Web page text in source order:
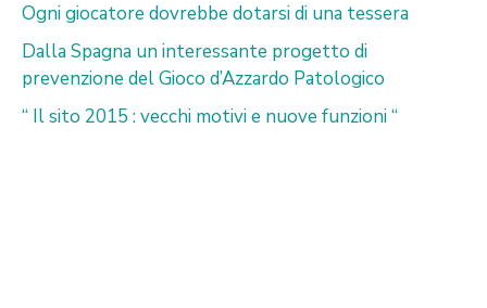
Ogni giocatore dovrebbe dotarsi di una tessera
Dalla Spagna un interessante progetto di
prevenzione del Gioco d’Azzardo Patologico
“ Il sito 2015 : vecchi motivi e nuove funzioni “